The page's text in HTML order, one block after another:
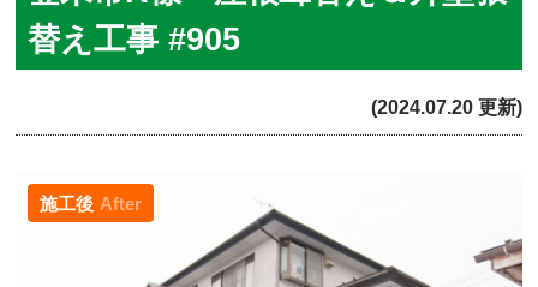
替え工事 #905
(2024.07.20 更新)
施工後 After